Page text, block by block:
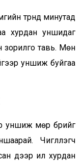
түрүүнд минутад
хурдан уншидаг
зорилго тавь. Мөн
уншиж буйгаа
уншиж мөр бүрийг
Чиглүүлэгч
дээр илүү хурдан